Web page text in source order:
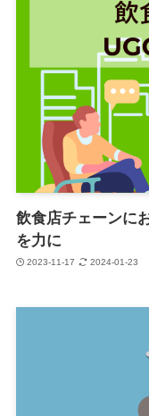
飲食店チェーンに
を力に
2023-11-17 2024-01-23